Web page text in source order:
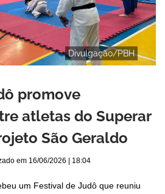
Divulgação/PBH
promove
atletas do Superar
São Geraldo
em 16/06/2026 | 18:04
um Festival de Judô que reuniu